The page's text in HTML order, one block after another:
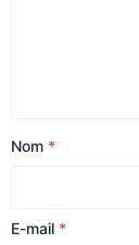
Nom *
E-mail *